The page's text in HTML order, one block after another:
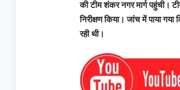
की टीम शंकर नगर मार्ग पहुंची।
निरीक्षण किया। जांच में पाया
रही थी।